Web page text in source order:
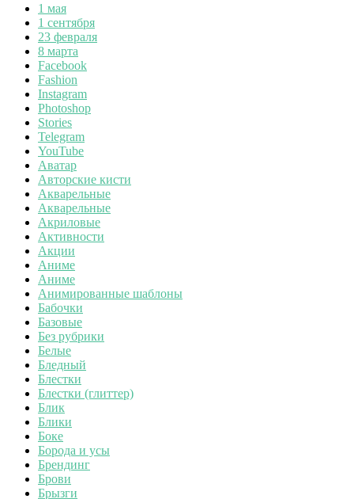
1 мая
1 сентября
23 февраля
8 марта
Facebook
Fashion
Instagram
Photoshop
Stories
Telegram
YouTube
Аватар
Авторские кисти
Акварельные
Акварельные
Акриловые
Активности
Акции
Аниме
Аниме
Анимированные шаблоны
Бабочки
Базовые
Без рубрики
Белые
Бледный
Блестки
Блестки (глиттер)
Блик
Блики
Боке
Борода и усы
Брендинг
Брови
Брызги